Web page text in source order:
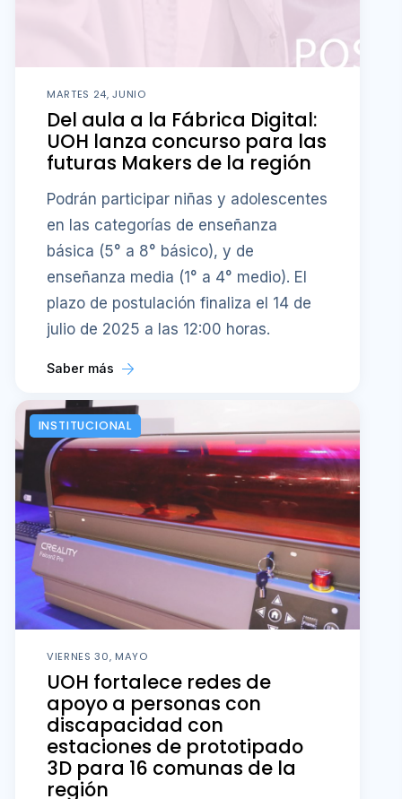
MARTES 24, JUNIO
Del aula a la Fábrica Digital:
UOH lanza concurso para las
futuras Makers de la región
Podrán participar niñas y adolescentes
en las categorías de enseñanza
básica (5° a 8° básico), y de
enseñanza media (1° a 4° medio). El
plazo de postulación finaliza el 14 de
julio de 2025 a las 12:00 horas.
Saber más
INSTITUCIONAL
VIERNES 30, MAYO
UOH fortalece redes de
apoyo a personas con
discapacidad con
estaciones de prototipado
3D para 16 comunas de la
región